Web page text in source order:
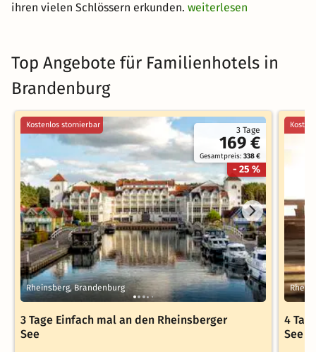
ihren vielen Schlössern erkunden. weiterlesen
Top Angebote für Familienhotels in
Brandenburg
3 Tage
169 €
Gesamtpreis:338 €
- 25 %
Kostenlos stornierbar
Rheinsberg, Brandenburg
3 Tage Einfach mal an den Rheinsberger
See
4
See